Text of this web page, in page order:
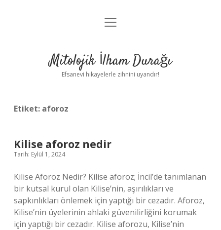
Anasayfa
Yasal Uyarı
menüyü
Mitolojik İlham Durağı
Efsanevi hikayelerle zihnini uyandır!
Etiket: aforoz
Kilise aforoz nedir
Tarih: Eylül 1, 2024
Kilise Aforoz Nedir? Kilise aforoz; İncil’de tanımlanan
bir kutsal kurul olan Kilise’nin, aşırılıkları ve
sapkınlıkları önlemek için yaptığı bir cezadır. Aforoz,
Kilise’nin üyelerinin ahlaki güvenilirliğini korumak
için yaptığı bir cezadır. Kilise aforozu, Kilise’nin